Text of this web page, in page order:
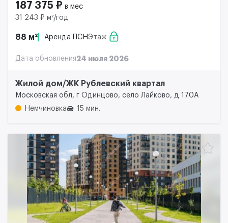
187 375 ₽ в мес
31 243 ₽ м²/год
88 м² Аренда ПСНЭтаж
Дата обновления24 июля 2026
Жилой дом/ЖК Рублевский квартал
Московская обл, г Одинцово, село Лайково, д 170А
Немчиновка
15 мин.